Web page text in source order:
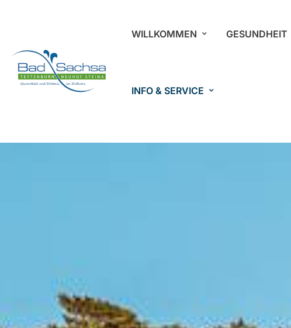
WILLKOMMEN GESUNDHEIT
INFO & SERVICE